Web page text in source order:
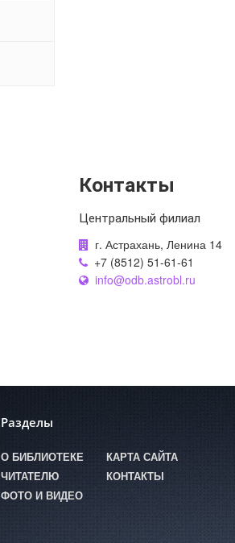
Контакты
Центральный филиал
г. Астрахань, Ленина 14
+7 (8512) 51-61-61
info@odb.astrobl.ru
Разделы
О БИБЛИОТЕКЕ
ЧИТАТЕЛЮ
ФОТО И ВИДЕО
КАРТА САЙТА
КОНТАКТЫ